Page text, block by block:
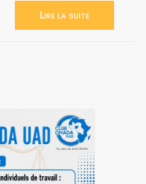
Lire la suite